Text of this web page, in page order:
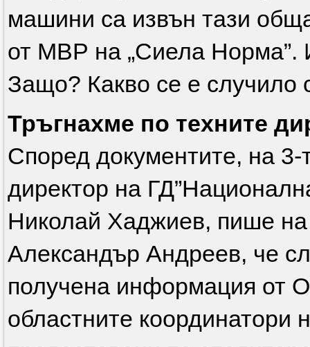
машини са извън тази
от МВР на „Сиела Норма”.
Защо? Какво се е случило
Тръгнахме по техните
Според документите, на 3-
директор на
Николай Хаджиев, пише
Александър Андреев, че
получена информация от
областните